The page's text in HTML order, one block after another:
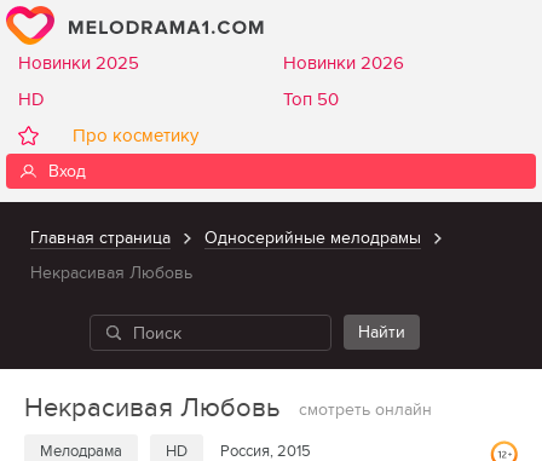
Новинки 2025
Новинки 2026
HD
Топ 50
Про косметику
Вход
Главная страница
Односерийные мелодрамы
Некрасивая Любовь
Некрасивая Любовь смотреть онлайн
Мелодрама HD Россия, 2015